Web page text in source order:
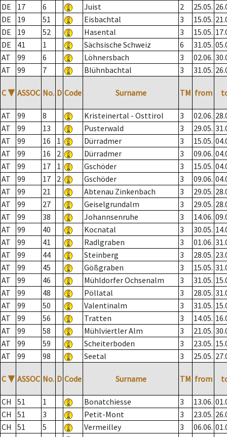
DE 17 6 Juist 2 25.05.
DE
19 51 Eisbachtal 3 15.05.
DE
19 52 Hasental 3 15.05.
DE
41 1 Sächsische Schweiz 6 31.05.
AT
99 6 Löhnersbach 3 02.06.
AT
99 7 Blühnbachtal 3 31.05.
C ▼ ASSOC No. D Code Surname TM from
AT 99 8 Kristeinertal - Osttirol 3 02.06.
AT
99 13 Pusterwald 3 29.05.
AT
99 16 1 Dürradmer 3 15.05.
AT
99 16 2 Dürradmer 3 09.06.
AT
99 17 1 Gschöder 3 15.05.
AT
99 17 2 Gschöder 3 09.06.
AT
99 21 Abtenau Zinkenbach 3 29.05.
AT
99 27 Geiselgrundalm 3 29.05.
AT
99 38 Johannsenruhe 3 14.06.
AT
99 40 Kocnatal 3 30.05.
AT
99 41 Radlgraben 3 01.06.
AT
99 44 Steinberg 3 28.05.
AT
99 45 Gößgraben 3 15.05.
AT
99 46 Mühldorfer Ochsenalm 3 31.05.
AT
99 48 Pöllatal 3 28.05.
AT
99 50 Valentinalm 3 31.05.
AT
99 56 Tratten 3 14.05.
AT
99 58 Mühlviertler Alm 3 21.05.
AT
99 59 Scheiterboden 3 23.05.
AT
99 98 Seetal 3 25.05.
C ▼ ASSOC No. D Code Surname TM from
CH 51 1 Bonatchiesse 3 13.06.
CH
51 3 Petit-Mont 3 23.05.
CH
51 5 Vermeilley 3 06.06.